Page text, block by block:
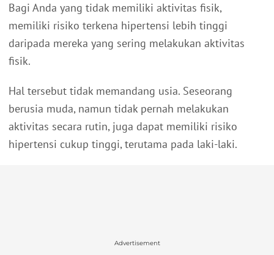
Bagi Anda yang tidak memiliki aktivitas fisik,
memiliki risiko terkena hipertensi lebih tinggi
daripada mereka yang sering melakukan aktivitas
fisik.
Hal tersebut tidak memandang usia. Seseorang
berusia muda, namun tidak pernah melakukan
aktivitas secara rutin, juga dapat memiliki risiko
hipertensi cukup tinggi, terutama pada laki-laki.
Advertisement